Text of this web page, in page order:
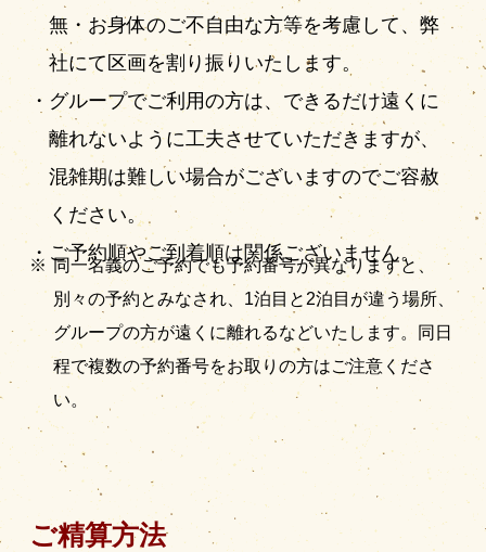
無・お身体のご不自由な方等を考慮して、弊
社にて区画を割り振りいたします。
グループでご利用の方は、できるだけ遠くに
離れないように工夫させていただきますが、
混雑期は難しい場合がございますのでご容赦
ください。
ご予約順やご到着順は関係ございません。
同一名義のご予約でも予約番号が異なりますと、
別々の予約とみなされ、1泊目と2泊目が違う場所、
グループの方が遠くに離れるなどいたします。同日
程で複数の予約番号をお取りの方はご注意くださ
い。
ご精算方法